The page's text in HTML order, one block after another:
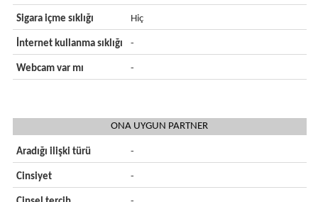
Sigara içme sıklığı Hiç
İnternet kullanma sıklığı -
Webcam var mı -
ONA UYGUN PARTNER
Aradığı ilişki türü -
Cinsiyet -